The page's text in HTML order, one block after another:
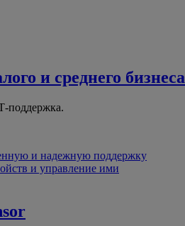
и среднего бизнеса
поддержка.
и надежную поддержку
и управление ими